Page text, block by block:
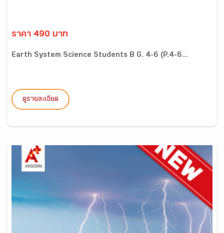
ราคา 490 บาท
Earth System Science Students B G. 4-6 (P.4-6...
ดูรายละเอียด